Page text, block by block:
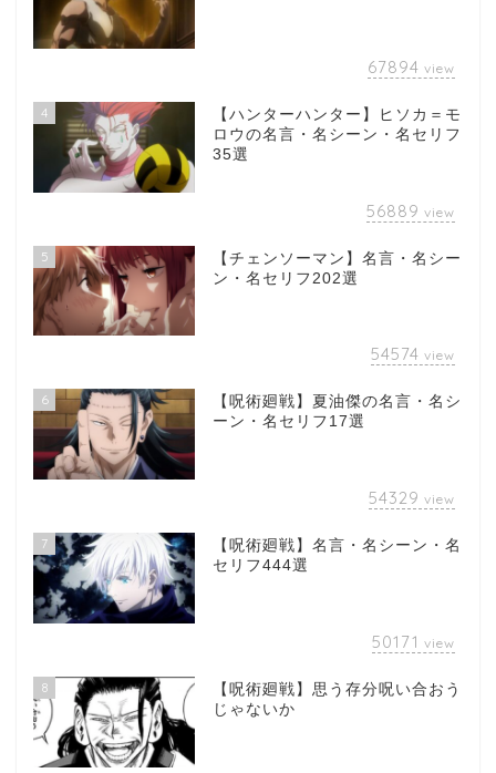
67894 view
4
【ハンターハンター】ヒソカ＝モ
ロウの名言・名シーン・名セリフ
35選
56889 view
5
【チェンソーマン】名言・名シー
ン・名セリフ202選
54574 view
6
【呪術廻戦】夏油傑の名言・名シ
ーン・名セリフ17選
54329 view
7
【呪術廻戦】名言・名シーン・名
セリフ444選
50171 view
8
【呪術廻戦】思う存分呪い合おう
じゃないか